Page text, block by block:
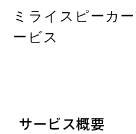
ミライスピーカ
ービス
サービス概要